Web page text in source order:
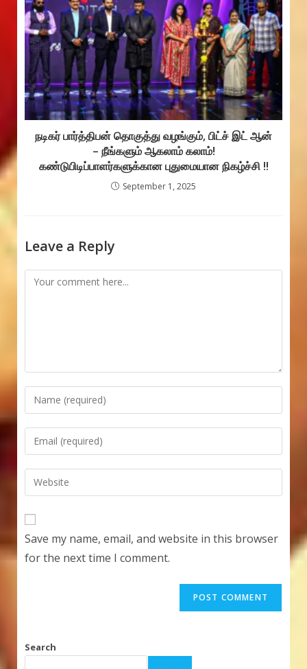
நடிகர் பார்த்திபன் தொகுத்து வழங்கும், பிட்ச் இட் ஆன்
– நீங்களும் ஆகலாம் கலாம்!
கண்டுபிடிப்பாளர்களுக்கான புதுமையான நிகழ்ச்சி !!
September 1, 2025
Leave a Reply
Comment
Enter
your
name
comment
Enter
your
email
address
comment
Enter
your
website
URL
(optional)
Save my name, email, and website in this browser
for the next time I comment.
Search